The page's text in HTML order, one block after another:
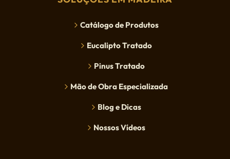
Catálogo de Produtos
Eucalipto Tratado
Pinus Tratado
Mão de Obra Especializada
Blog e Dicas
Nossos Vídeos